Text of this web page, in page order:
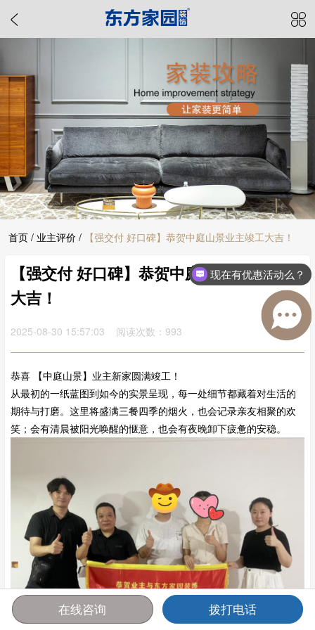
首页 / 业主评价 / 【强交付 好口碑】恭贺中庭山景业主竣工大吉！
【强交付 好口碑】恭贺中庭山景业主竣工
大吉！
2025-08-30 15:57:03 阅读次数：993
恭喜 【中庭山景】业主新家圆满竣工！
从最初的一纸蓝图到如今的实景呈现，每一处细节都藏着对生活的
期待与打磨。这里将盛满三餐四季的烟火，也会记录亲友相聚的欢
笑；会有清晨被阳光唤醒的惬意，也会有夜晚卸下疲惫的安稳。
首页 报价 电话 咨询
现在有优惠活动么？
在线咨询 拨打电话